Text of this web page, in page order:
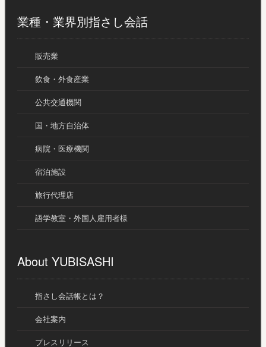
業種・業界別指さし会話
販売業
飲食・外食産業
公共交通機関
国・地方自治体
病院・医療機関
宿泊施設
旅行代理店
語学教室・外国人雇用者様
About YUBISASHI
指さし会話帳とは？
会社案内
プレスリリース